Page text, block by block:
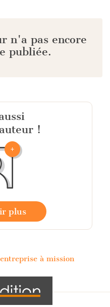
n'a pas encore
publiée.
!
plus
à mission